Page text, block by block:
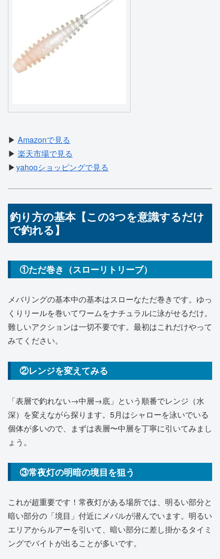
▶ Amazonで見る
▶ 楽天市場で見る
▶yahooショッピングで見る
釣り方の基本【この3つを意識するだけ
で釣れる】
①ただ巻き（スローリトリーブ）
メバリングの基本中の基本はスローなただ巻きです。ゆっ
くりリールを巻いてワームをナチュラルに泳がせるだけ。
難しいアクションは一切不要です。最初はこれだけやって
みてください。
②レンジを変えてみる
「表層で釣れない→中層→底」という順番でレンジ（水
深）を変えながら探ります。5月はシャローを泳いでいる
個体が多いので、まずは表層〜中層を丁寧に引いてみまし
ょう。
③常夜灯の明暗の境目を狙う
これが超重要です！常夜灯がある場所では、明るい部分と
暗い部分の「境目」付近にメバルが潜んでいます。明るい
エリアからルアーを引いて、暗い部分に差し掛かるタイミ
ングでバイトが出ることが多いです。